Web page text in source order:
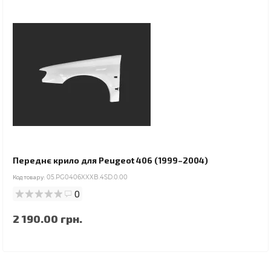
Переднє крило для Peugeot 406 (1999–2004)
Код товару: 05.PG0406XXXB.4SD.0.00
0
2 190.00 грн.